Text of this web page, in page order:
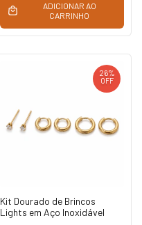
ADICIONAR AO
CARRINHO
26%
OFF
Kit Dourado de Brincos
Lights em Aço Inoxidável